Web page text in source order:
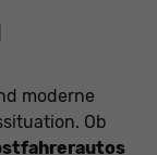
moderne
Ob